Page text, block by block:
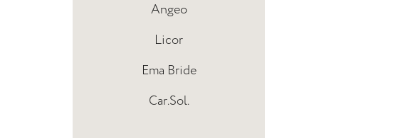
Angeo
Licor
Ema Bride
Car.Sol.